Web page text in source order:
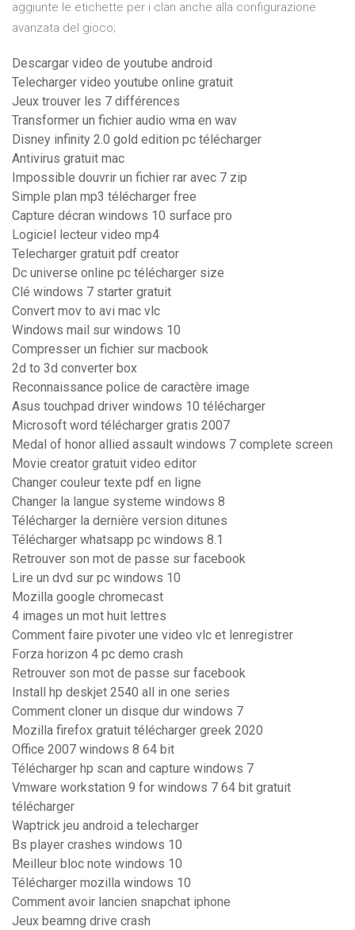
aggiunte le etichette per i clan anche alla configurazione
avanzata del gioco;
Descargar video de youtube android
Telecharger video youtube online gratuit
Jeux trouver les 7 différences
Transformer un fichier audio wma en wav
Disney infinity 2.0 gold edition pc télécharger
Antivirus gratuit mac
Impossible douvrir un fichier rar avec 7 zip
Simple plan mp3 télécharger free
Capture décran windows 10 surface pro
Logiciel lecteur video mp4
Telecharger gratuit pdf creator
Dc universe online pc télécharger size
Clé windows 7 starter gratuit
Convert mov to avi mac vlc
Windows mail sur windows 10
Compresser un fichier sur macbook
2d to 3d converter box
Reconnaissance police de caractère image
Asus touchpad driver windows 10 télécharger
Microsoft word télécharger gratis 2007
Medal of honor allied assault windows 7 complete screen
Movie creator gratuit video editor
Changer couleur texte pdf en ligne
Changer la langue systeme windows 8
Télécharger la dernière version ditunes
Télécharger whatsapp pc windows 8.1
Retrouver son mot de passe sur facebook
Lire un dvd sur pc windows 10
Mozilla google chromecast
4 images un mot huit lettres
Comment faire pivoter une video vlc et lenregistrer
Forza horizon 4 pc demo crash
Retrouver son mot de passe sur facebook
Install hp deskjet 2540 all in one series
Comment cloner un disque dur windows 7
Mozilla firefox gratuit télécharger greek 2020
Office 2007 windows 8 64 bit
Télécharger hp scan and capture windows 7
Vmware workstation 9 for windows 7 64 bit gratuit
télécharger
Waptrick jeu android a telecharger
Bs player crashes windows 10
Meilleur bloc note windows 10
Télécharger mozilla windows 10
Comment avoir lancien snapchat iphone
Jeux beamng drive crash